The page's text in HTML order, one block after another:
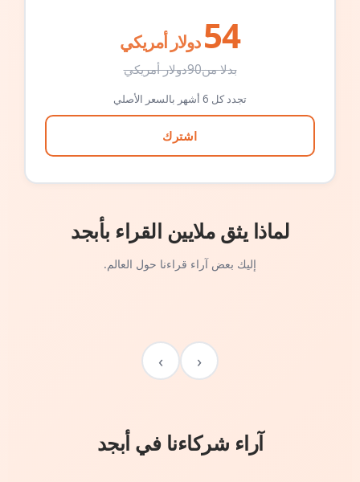
54 دولار أمريكي
بدلا من90دولار أمريكي
تجدد كل 6 أشهر بالسعر الأصلي
اشترك
لماذا يثق ملايين القراء بأبجد
إليك بعض آراء قراءنا حول العالم.
‹
›
آراء شركاءنا في أبجد